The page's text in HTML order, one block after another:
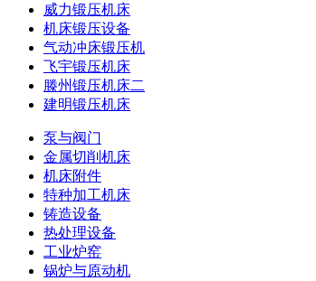
威力锻压机床
机床锻压设备
气动冲床锻压机
飞宇锻压机床
滕州锻压机床二
建明锻压机床
泵与阀门
金属切削机床
机床附件
特种加工机床
铸造设备
热处理设备
工业炉窑
锅炉与原动机